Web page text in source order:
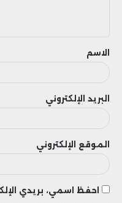
ق
الاسم
البريد الإلكتروني
الموقع الإلكتروني
احفظ اسمي، بريدي